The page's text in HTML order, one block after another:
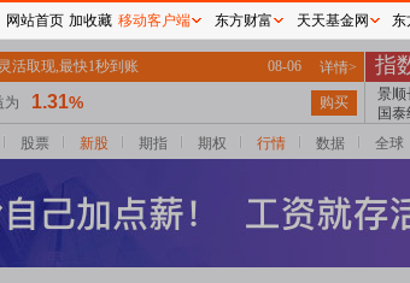
股票 新股 期指 期权 行情 数据 全球
网站首页 加收藏 移动客户端 东方财富 天天基金网 东